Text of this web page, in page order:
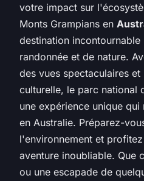
votre impact sur
Monts Grampians en
destination
randonnée et de nature.
des vues spectaculaires
culturelle, le parc national
une expérience unique
en Australie. Préparez-
l'environnement et
aventure inoubliable. Que
ou une escapade de